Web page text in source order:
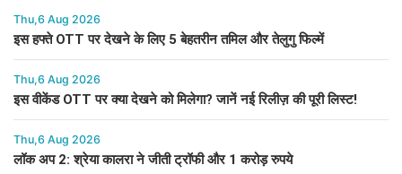
Thu,6 Aug 2026
इस हफ्ते OTT पर देखने के लिए 5 बेहतरीन तमिल और तेलुगु फिल्में
Thu,6 Aug 2026
इस वीकेंड OTT पर क्या देखने को मिलेगा? जानें नई रिलीज़ की पूरी लिस्ट!
Thu,6 Aug 2026
लॉक अप 2: श्रेया कालरा ने जीती ट्रॉफी और 1 करोड़ रुपये